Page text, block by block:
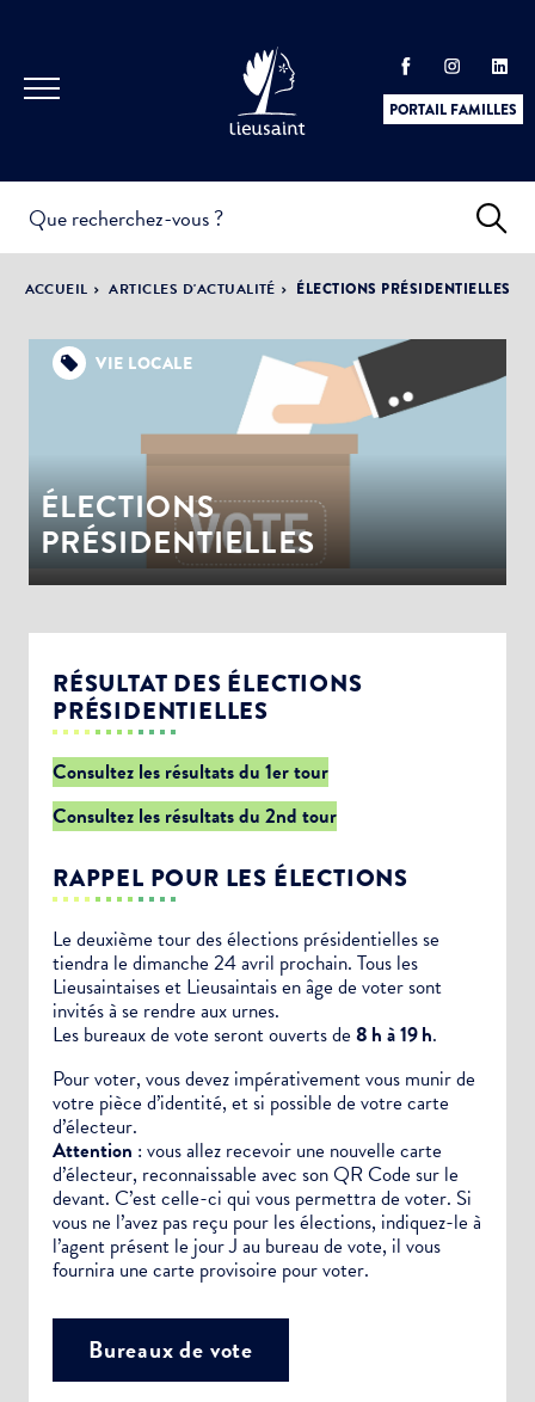
PORTAIL FAMILLES
PRATIQUES &
DÉMARCHES
ACTUALITÉS &
ÉVÈNEMENTS
LA VILLE
DÉMOCRATIE
PARTICIPATIVE
ACCUEIL ARTICLES D'ACTUALITÉ ÉLECTIONS PRÉSIDENTIELLES
VIE LOCALE
ÉLECTIONS
PRÉSIDENTIELLES
RÉSULTAT DES ÉLECTIONS
PRÉSIDENTIELLES
Consultez les résultats du 1er tour
Consultez les résultats du 2nd tour
RAPPEL POUR LES ÉLECTIONS
Le deuxième tour des élections présidentielles se
tiendra le dimanche 24 avril prochain. Tous les
Lieusaintaises et Lieusaintais en âge de voter sont
invités à se rendre aux urnes.
Les bureaux de vote seront ouverts de 8 h à 19 h.
Pour voter, vous devez impérativement vous munir de
votre pièce d’identité, et si possible de votre carte
d’électeur.
Attention : vous allez recevoir une nouvelle carte
d’électeur, reconnaissable avec son QR Code sur le
devant. C’est celle-ci qui vous permettra de voter. Si
vous ne l’avez pas reçu pour les élections, indiquez-le à
l’agent présent le jour J au bureau de vote, il vous
fournira une carte provisoire pour voter.
Bureaux de vote